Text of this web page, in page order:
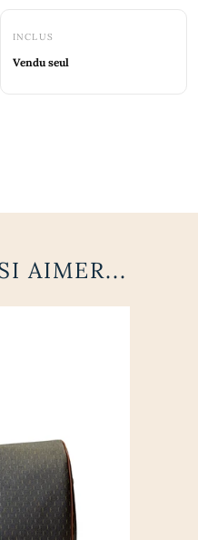
INCLUS
Vendu seul
AIMER...